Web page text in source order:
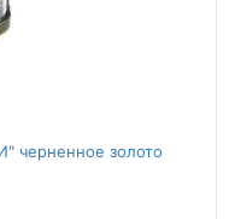
черненное золото